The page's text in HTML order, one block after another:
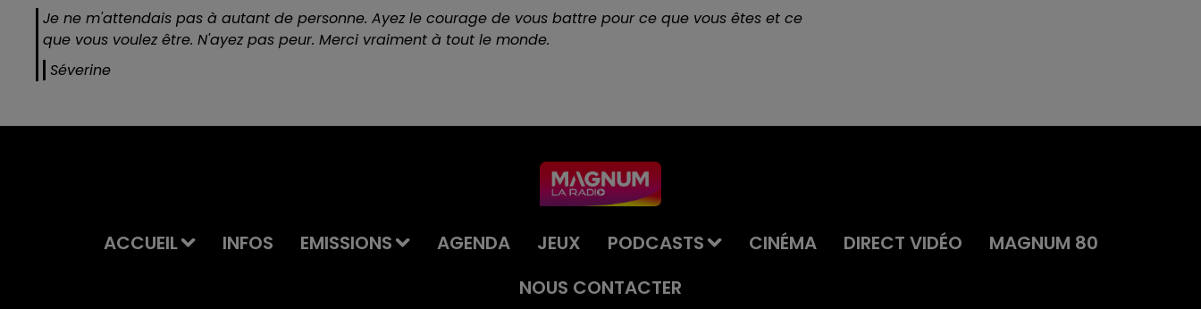
Je ne m'attendais pas à autant de personne. Ayez le courage de vous battre pour ce que vous êtes et ce
que vous voulez être. N'ayez pas peur. Merci vraiment à tout le monde.
Séverine
ACCUEIL INFOS EMISSIONS AGENDA JEUX PODCASTS CINÉMA DIRECT VIDÉO
MAGNUM 80
NOUS CONTACTER